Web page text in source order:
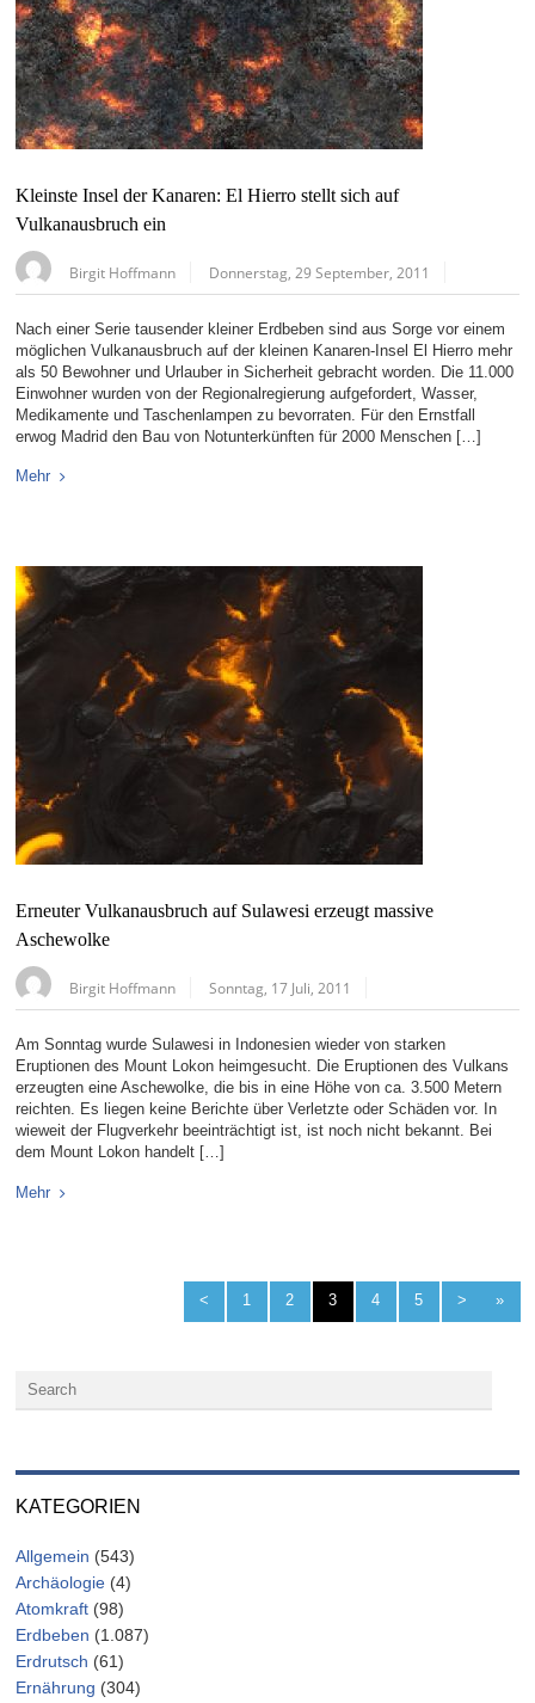
Kleinste Insel der Kanaren: El Hierro stellt sich auf
Vulkanausbruch ein
Birgit Hoffmann Donnerstag, 29 September, 2011
Nach einer Serie tausender kleiner Erdbeben sind aus Sorge vor einem
möglichen Vulkanausbruch auf der kleinen Kanaren-Insel El Hierro mehr
als 50 Bewohner und Urlauber in Sicherheit gebracht worden. Die 11.000
Einwohner wurden von der Regionalregierung aufgefordert, Wasser,
Medikamente und Taschenlampen zu bevorraten. Für den Ernstfall
erwog Madrid den Bau von Notunterkünften für 2000 Menschen […]
Mehr
Erneuter Vulkanausbruch auf Sulawesi erzeugt massive
Aschewolke
Birgit Hoffmann Sonntag, 17 Juli, 2011
Am Sonntag wurde Sulawesi in Indonesien wieder von starken
Eruptionen des Mount Lokon heimgesucht. Die Eruptionen des Vulkans
erzeugten eine Aschewolke, die bis in eine Höhe von ca. 3.500 Metern
reichten. Es liegen keine Berichte über Verletzte oder Schäden vor. In
wieweit der Flugverkehr beeinträchtigt ist, ist noch nicht bekannt. Bei
dem Mount Lokon handelt […]
Mehr
< 1 2 3 4 5 > »
KATEGORIEN
Allgemein (543)
Archäologie (4)
Atomkraft (98)
Erdbeben (1.087)
Erdrutsch (61)
Ernährung (304)